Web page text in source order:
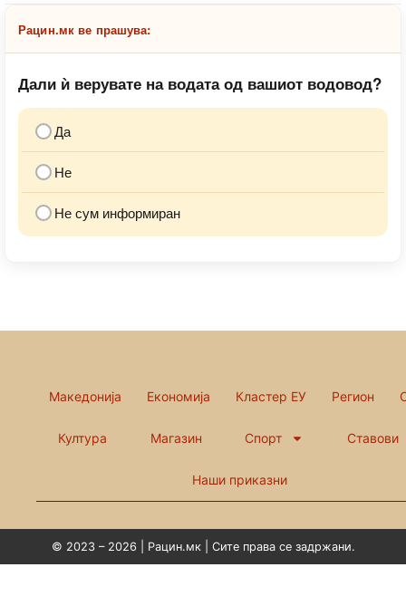
Рацин.мк ве прашува:
Дали ѝ верувате на водата од вашиот водовод?
Да
Не
Не сум информиран
Македонија Економија Кластер ЕУ Регион
Култура Магазин Спорт Ставови
Наши приказни
© 2023 – 2026 | Рацин.мк | Сите права се задржани.